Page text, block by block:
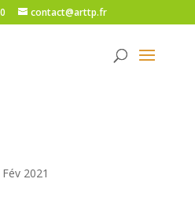
contact@arttp.fr
2021